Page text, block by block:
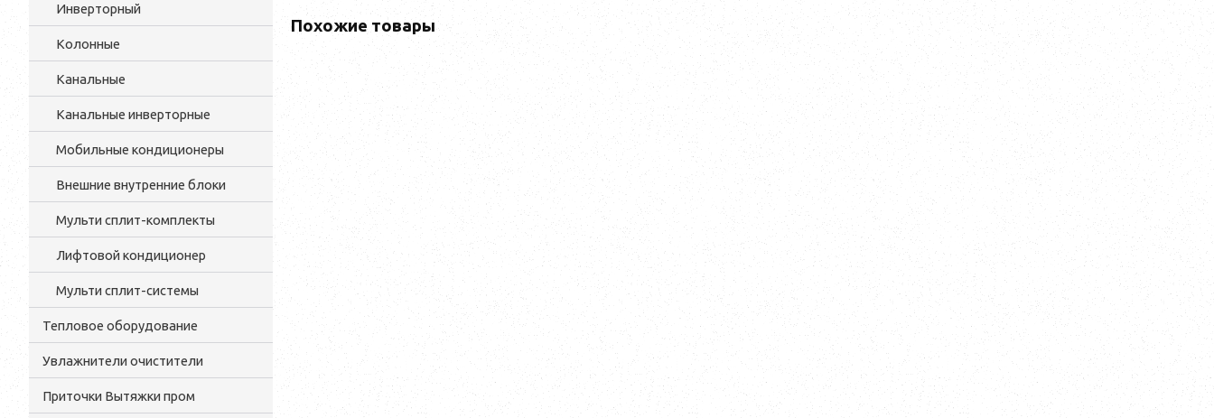
Инверторный
Колонные
Канальные
Канальные инверторные
Мобильные кондиционеры
Внешние внутренние блоки
Мульти cплит-комплекты
Лифтовой кондиционер
Мульти сплит-системы
Тепловое оборудование
Увлажнители очистители
Приточки Вытяжки пром
Похожие товары